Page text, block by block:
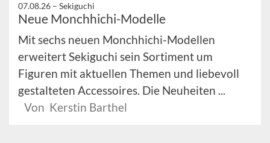
07.08.26 – Sekiguchi
Neue Monchhichi-Modelle
Mit sechs neuen Monchhichi-Modellen
erweitert Sekiguchi sein Sortiment um
Figuren mit aktuellen Themen und liebevoll
gestalteten Accessoires. Die Neuheiten ...
Von Kerstin Barthel